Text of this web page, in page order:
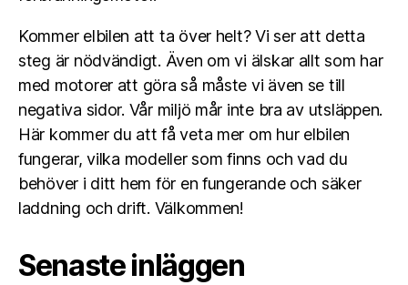
Kommer elbilen att ta över helt? Vi ser att detta
steg är nödvändigt. Även om vi älskar allt som har
med motorer att göra så måste vi även se till
negativa sidor. Vår miljö mår inte bra av utsläppen.
Här kommer du att få veta mer om hur elbilen
fungerar, vilka modeller som finns och vad du
behöver i ditt hem för en fungerande och säker
laddning och drift. Välkommen!
Senaste inläggen